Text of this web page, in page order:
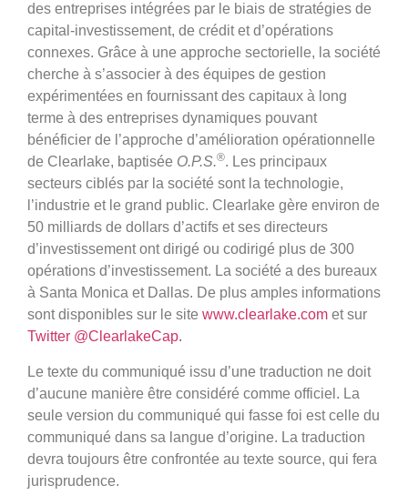
des entreprises intégrées par le biais de stratégies de
capital-investissement, de crédit et d’opérations
connexes. Grâce à une approche sectorielle, la société
cherche à s’associer à des équipes de gestion
expérimentées en fournissant des capitaux à long
terme à des entreprises dynamiques pouvant
bénéficier de l’approche d’amélioration opérationnelle
de Clearlake, baptisée O.P.S.®. Les principaux
secteurs ciblés par la société sont la technologie,
l’industrie et le grand public. Clearlake gère environ de
50 milliards de dollars d’actifs et ses directeurs
d’investissement ont dirigé ou codirigé plus de 300
opérations d’investissement. La société a des bureaux
à Santa Monica et Dallas. De plus amples informations
sont disponibles sur le site www.clearlake.com et sur
Twitter @ClearlakeCap.
Le texte du communiqué issu d’une traduction ne doit
d’aucune manière être considéré comme officiel. La
seule version du communiqué qui fasse foi est celle du
communiqué dans sa langue d’origine. La traduction
devra toujours être confrontée au texte source, qui fera
jurisprudence.